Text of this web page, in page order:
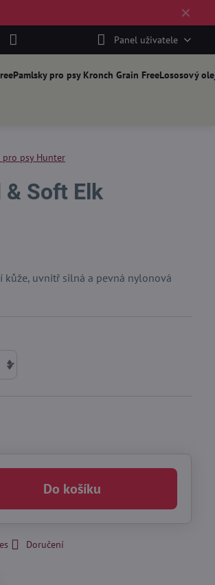
✕
Panel uživatele
Pamlsky pro psy Kronch Grain FreeLososový
pro psy Hunter
Soft Elk
uvnitř silná a pevná nylonová
Do košíku
Doručení